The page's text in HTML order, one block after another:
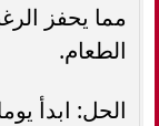
مما يحفز
الطعام.
الحل: ابدأ